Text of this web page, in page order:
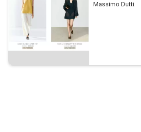
Massimo Dutti.